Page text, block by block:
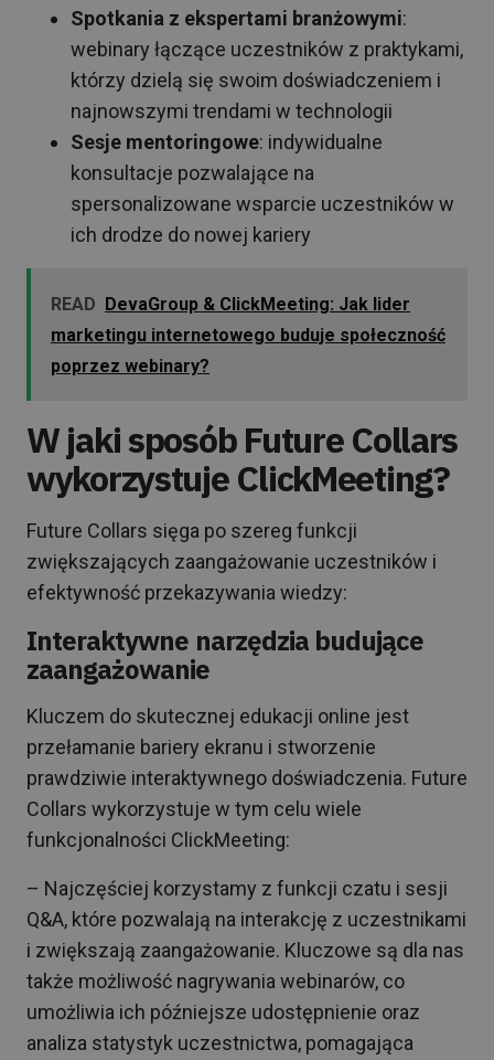
Spotkania z ekspertami branżowymi:
webinary łączące uczestników z praktykami,
którzy dzielą się swoim doświadczeniem i
najnowszymi trendami w technologii
Sesje mentoringowe: indywidualne
konsultacje pozwalające na
spersonalizowane wsparcie uczestników w
ich drodze do nowej kariery
READ DevaGroup & ClickMeeting: Jak lider
marketingu internetowego buduje społeczność
poprzez webinary?
W jaki sposób Future Collars
wykorzystuje ClickMeeting?
Future Collars sięga po szereg funkcji
zwiększających zaangażowanie uczestników i
efektywność przekazywania wiedzy:
Interaktywne narzędzia budujące
zaangażowanie
Kluczem do skutecznej edukacji online jest
przełamanie bariery ekranu i stworzenie
prawdziwie interaktywnego doświadczenia. Future
Collars wykorzystuje w tym celu wiele
funkcjonalności ClickMeeting:
– Najczęściej korzystamy z funkcji czatu i sesji
Q&A, które pozwalają na interakcję z uczestnikami
i zwiększają zaangażowanie. Kluczowe są dla nas
także możliwość nagrywania webinarów, co
umożliwia ich późniejsze udostępnienie oraz
analiza statystyk uczestnictwa, pomagająca